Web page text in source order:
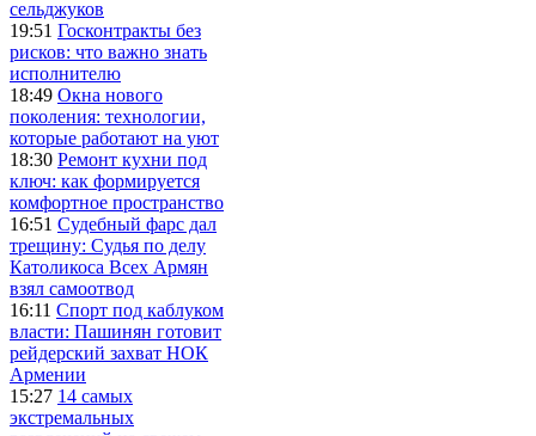
сельджуков
19:51 Госконтракты без
рисков: что важно знать
исполнителю
18:49 Окна нового
поколения: технологии,
которые работают на уют
18:30 Ремонт кухни под
ключ: как формируется
комфортное пространство
16:51 Судебный фарс дал
трещину: Судья по делу
Католикоса Всех Армян
взял самоотвод
16:11 Спорт под каблуком
власти: Пашинян готовит
рейдерский захват НОК
Армении
15:27 14 самых
экстремальных